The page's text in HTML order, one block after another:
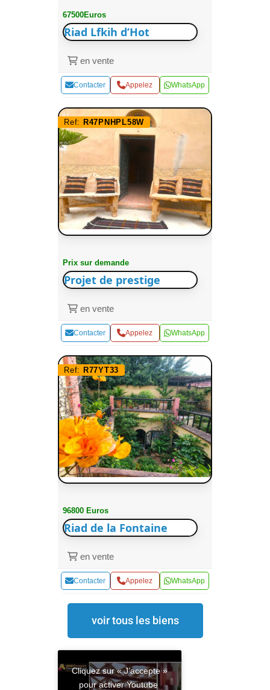
67500Euros
Riad Lfkih d’Hot
en vente
Contacter Appelez WhatsApp
Ref: R47PNHPL58W
Prix sur demande
Projet de prestige
en vente
Contacter Appelez WhatsApp
Ref: R77YT33
96800 Euros
Riad de la Fontaine
en vente
Contacter Appelez WhatsApp
voir tous les biens
Cliquez sur « J’accepte »
pour activer Youtube